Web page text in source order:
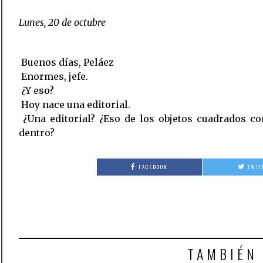
Lunes, 20 de octubre
 Buenos días, Peláez
 Enormes, jefe.
 ¿Y eso?
 Hoy nace una editorial.
 ¿Una editorial? ¿Eso de los objetos cuadrados
dentro?
FACEBOOK
TAMBIÉN